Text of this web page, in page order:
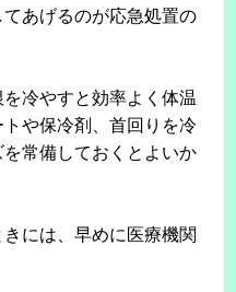
あげるのが応急処置の
冷やすと効率よく体温
や保冷剤、首回りを冷
常備しておくとよいか
には、早めに医療機関